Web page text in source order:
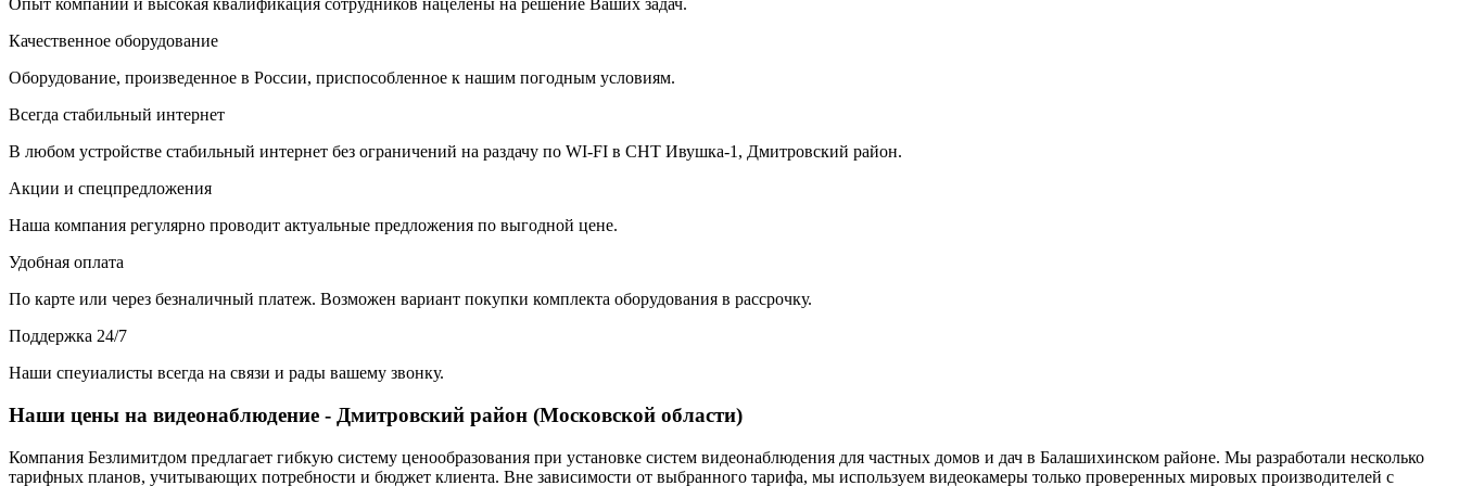
Опыт компании и высокая квалификация сотрудников нацелены на решение Ваших задач.
Качественное оборудование
Оборудование, произведенное в России, приспособленное к нашим погодным условиям.
Всегда стабильный интернет
В любом устройстве стабильный интернет без ограничений на раздачу по WI-FI в СНТ Ивушка-1, Дмитровский район.
Акции и спецпредложения
Наша компания регулярно проводит актуальные предложения по выгодной цене.
Удобная оплата
По карте или через безналичный платеж. Возможен вариант покупки комплекта оборудования в рассрочку.
Поддержка 24/7
Наши спеуиалисты всегда на связи и рады вашему звонку.
Наши цены на видеонаблюдение - Дмитровский район (Московской области)
Компания Безлимитдом предлагает гибкую систему ценообразования при установке систем видеонаблюдения для частных домов и дач в Балашихинском районе. Мы разработали несколько
тарифных планов, учитывающих потребности и бюджет клиента. Вне зависимости от выбранного тарифа, мы используем видеокамеры только проверенных мировых производителей с